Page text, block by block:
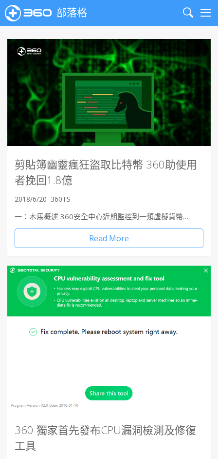
部落格
Search
剪貼簿幽靈瘋狂盜取比特幣 360助使用
者挽回1.8億
2018/6/20 360TS
一：木馬概述 360安全中心近期監控到一類虛擬貨幣…
Read More
360 獨家首先發布CPU漏洞檢測及修復
工具